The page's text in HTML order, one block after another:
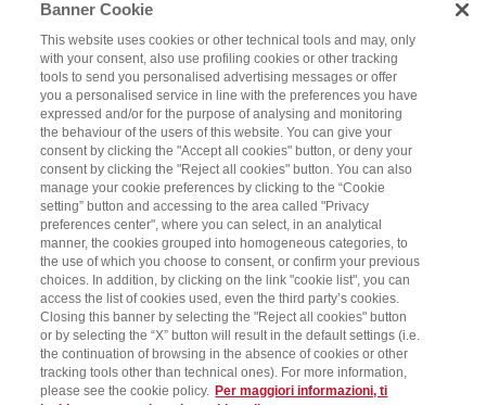
Banner Cookie
This website uses cookies or other technical tools and may, only
with your consent, also use profiling cookies or other tracking
tools to send you personalised advertising messages or offer
you a personalised service in line with the preferences you have
expressed and/or for the purpose of analysing and monitoring
the behaviour of the users of this website. You can give your
consent by clicking the "Accept all cookies" button, or deny your
consent by clicking the "Reject all cookies" button. You can also
manage your cookie preferences by clicking to the “Cookie
setting” button and accessing to the area called "Privacy
preferences center", where you can select, in an analytical
manner, the cookies grouped into homogeneous categories, to
the use of which you choose to consent, or confirm your previous
choices. In addition, by clicking on the link "cookie list", you can
access the list of cookies used, even the third party’s cookies.
Closing this banner by selecting the "Reject all cookies" button
or by selecting the “X” button will result in the default settings (i.e.
the continuation of browsing in the absence of cookies or other
tracking tools other than technical ones). For more information,
please see the cookie policy. Per maggiori informazioni, ti